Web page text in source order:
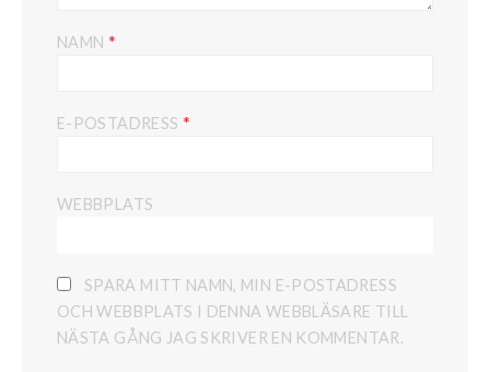
NAMN *
E-POSTADRESS *
WEBBPLATS
SPARA MITT NAMN, MIN E-POSTADRESS
OCH WEBBPLATS I DENNA WEBBLÄSARE TILL
NÄSTA GÅNG JAG SKRIVER EN KOMMENTAR.